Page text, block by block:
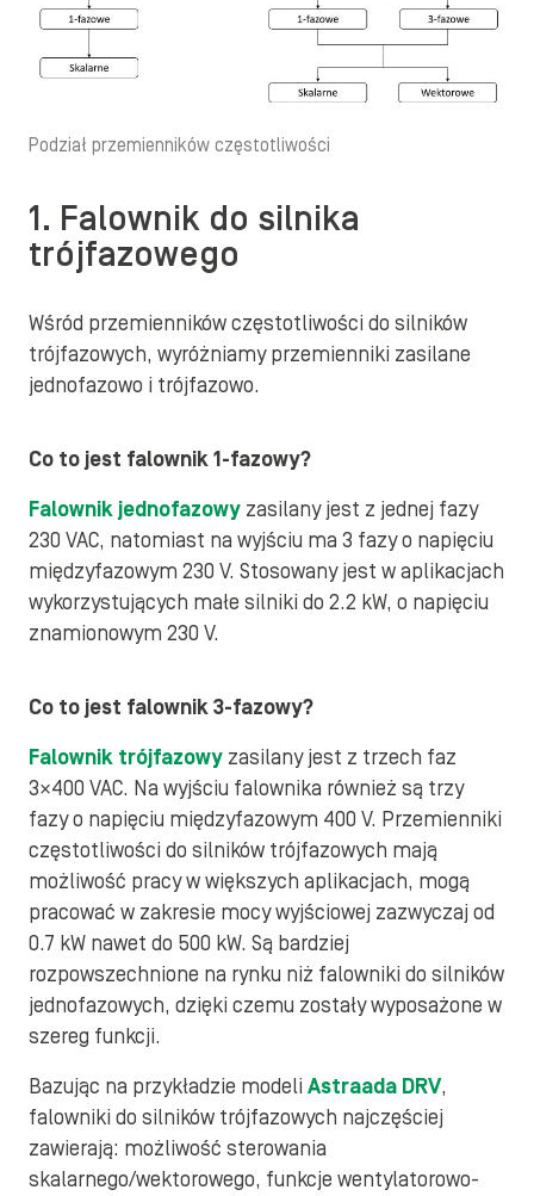
Podział przemienników częstotliwości
1. Falownik do silnika
trójfazowego
Wśród przemienników częstotliwości do silników
trójfazowych, wyróżniamy przemienniki zasilane
jednofazowo i trójfazowo.
Co to jest falownik 1-fazowy?
Falownik jednofazowy zasilany jest z jednej fazy
230 VAC, natomiast na wyjściu ma 3 fazy o napięciu
międzyfazowym 230 V. Stosowany jest w aplikacjach
wykorzystujących małe silniki do 2.2 kW, o napięciu
znamionowym 230 V.
Co to jest falownik 3-fazowy?
Falownik trójfazowy zasilany jest z trzech faz
3×400 VAC. Na wyjściu falownika również są trzy
fazy o napięciu międzyfazowym 400 V. Przemienniki
częstotliwości do silników trójfazowych mają
możliwość pracy w większych aplikacjach, mogą
pracować w zakresie mocy wyjściowej zazwyczaj od
0.7 kW nawet do 500 kW. Są bardziej
rozpowszechnione na rynku niż falowniki do silników
jednofazowych, dzięki czemu zostały wyposażone w
szereg funkcji.
Bazując na przykładzie modeli Astraada DRV,
falowniki do silników trójfazowych najczęściej
zawierają: możliwość sterowania
skalarnego/wektorowego, funkcje wentylatorowo-